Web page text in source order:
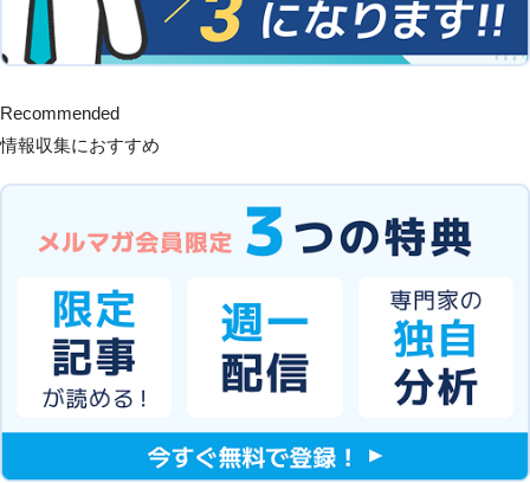
Recommended
情報収集におすすめ